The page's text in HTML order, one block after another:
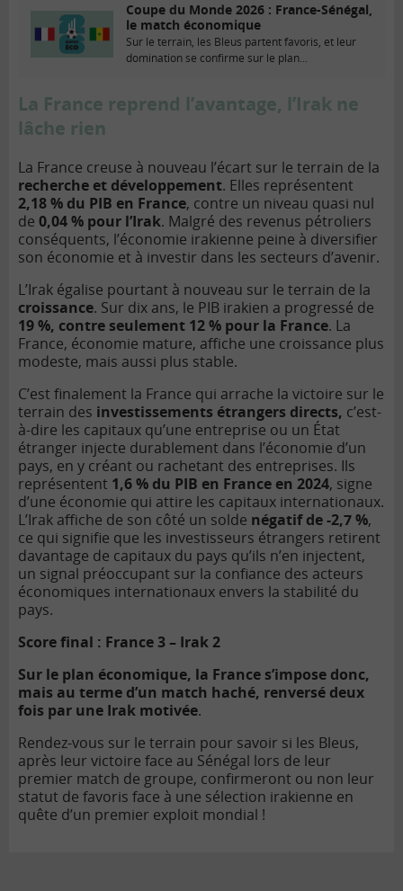
Coupe du Monde 2026 : France-Sénégal,
le match économique
Sur le terrain, les Bleus partent favoris, et leur
domination se confirme sur le plan...
La France reprend l’avantage, l’Irak ne
lâche rien
La France creuse à nouveau l’écart sur le terrain de la
recherche et développement. Elles représentent
2,18 % du PIB en France, contre un niveau quasi nul
de 0,04 % pour l’Irak. Malgré des revenus pétroliers
conséquents, l’économie irakienne peine à diversifier
son économie et à investir dans les secteurs d’avenir.
L’Irak égalise pourtant à nouveau sur le terrain de la
croissance. Sur dix ans, le PIB irakien a progressé de
19 %, contre seulement 12 % pour la France. La
France, économie mature, affiche une croissance plus
modeste, mais aussi plus stable.
C’est finalement la France qui arrache la victoire sur le
terrain des investissements étrangers directs, c’est-
à-dire les capitaux qu’une entreprise ou un État
étranger injecte durablement dans l’économie d’un
pays, en y créant ou rachetant des entreprises. Ils
représentent 1,6 % du PIB en France en 2024, signe
d’une économie qui attire les capitaux internationaux.
L’Irak affiche de son côté un solde négatif de -2,7 %,
ce qui signifie que les investisseurs étrangers retirent
davantage de capitaux du pays qu’ils n’en injectent,
un signal préoccupant sur la confiance des acteurs
économiques internationaux envers la stabilité du
pays.
Score final : France 3 – Irak 2
Sur le plan économique, la France s’impose donc,
mais au terme d’un match haché, renversé deux
fois par une Irak motivée.
Rendez-vous sur le terrain pour savoir si les Bleus,
après leur victoire face au Sénégal lors de leur
premier match de groupe, confirmeront ou non leur
statut de favoris face à une sélection irakienne en
quête d’un premier exploit mondial !